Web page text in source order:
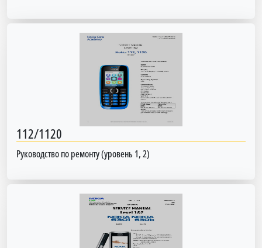
112/1120
Руководство по ремонту (уровень 1, 2)